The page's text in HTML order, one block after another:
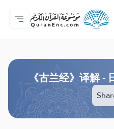
主页
译解目录
Audio
开发者服务 - API
关于此项目
联系我们
语言
《古兰经》译解 -